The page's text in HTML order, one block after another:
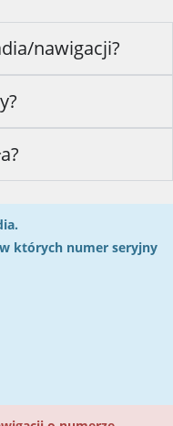
nawigacji?
których numer seryjny